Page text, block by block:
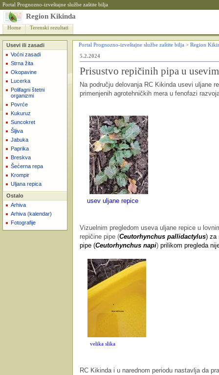
Portal Prognozno-izveštajne službe zaštite bilja
Region Kikinda
Home Terenski rezultati
Usevi ili zasadi
Voćni zasadi
Strna žita
Okopavine
Lucerka
Polifagni štetni
organizmi
Povrće
Kukuruz
Suncokret
Šljiva
Jabuka
Paprika
Breskva
Šećerna repa
Krompir
Uljana repica
Ostalo
Arhiva
Arhiva (kalendar)
Fotografije
Portal Prognozno-izveštajne službe zaštite bilja > Region
5.2.2024
Prisustvo repičinih pipa u
Na području delovanja RC Kikinda usevi uljane
primenjenih agrotehničkih mera u fenofazi
usev uljane repice
Vizuelnim pregledom useva uljane repice u
repičine pipe (Ceutorhynchus pallidactylus) za
pipe (Ceutorhynchus napi) prilikom pregleda
velika slika
RC Kikinda i u narednom periodu nastavlja da